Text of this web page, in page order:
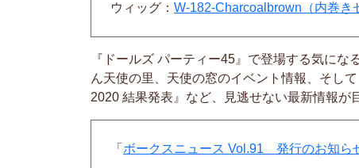
ウィッグ： W-182-Charcoalbrown（内巻
『ドールズ パーティー45』で登場する気に
ん天使の里、天使の窓のイベント情報、そして
2020 結果発表』など、見逃せない最新情報が
「 ボークスニュース Vol.91 発行のお知ら